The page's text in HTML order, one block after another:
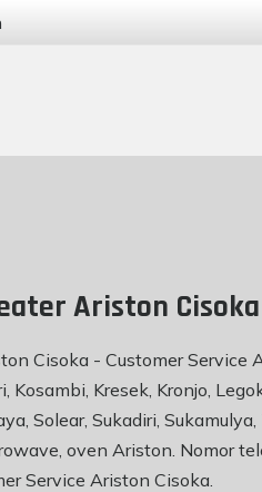
Ariston Cisoka
Cisoka - Customer Service
Kosambi, Kresek, Kronjo,
Solear, Sukadiri,
oven Ariston. Nomor
Service Ariston Cisoka.